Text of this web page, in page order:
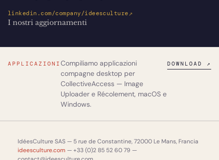
linkedin.com/company/ideesculture↗
I nostri aggiornamenti
APPLICAZIONI Compiliamo applicazioni
compagne desktop per
CollectiveAccess — Image
Uploadere Récolement, macOS e
Windows.
DOWNLOAD ↗
IdéesCulture SAS — 5 rue de Constantine, 72000 Le Mans, Francia
ideesculture.com — +33 (0)2 85 52 60 79 —